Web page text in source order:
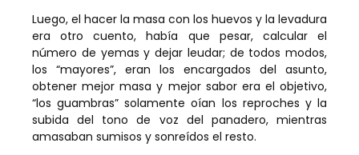
Luego, el hacer la masa con los huevos y la levadura
era otro cuento, había que pesar, calcular el
número de yemas y dejar leudar; de todos modos,
los “mayores”, eran los encargados del asunto,
obtener mejor masa y mejor sabor era el objetivo,
“los guambras” solamente oían los reproches y la
subida del tono de voz del panadero, mientras
amasaban sumisos y sonreídos el resto.